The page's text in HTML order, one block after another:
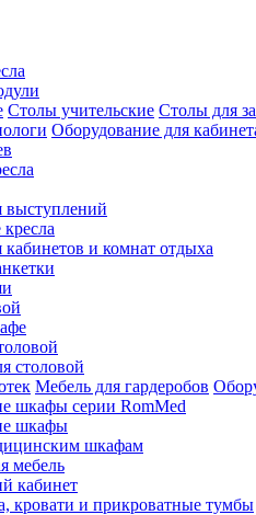
Столы учительские Столы для
Оборудование для
выступлений
кабинетов и комнат отдыха
столовой
Мебель для гардеробов
шкафы серии RomMed
шкафы
шкафам
мебель
кабинет
кровати и прикроватные тумбы